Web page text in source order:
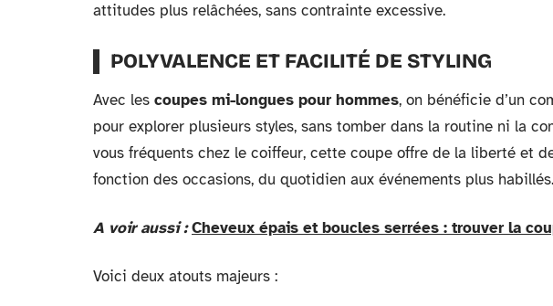
attitudes plus relâchées, sans contrainte excessive.
POLYVALENCE ET FACILITÉ DE STYLING
Avec les coupes mi-longues pour hommes, on bénéficie d’un
pour explorer plusieurs styles, sans tomber dans la routine ni la
vous fréquents chez le coiffeur, cette coupe offre de la liberté et
fonction des occasions, du quotidien aux événements plus habillés.
A voir aussi : Cheveux épais et boucles serrées : trouver la
Voici deux atouts majeurs :